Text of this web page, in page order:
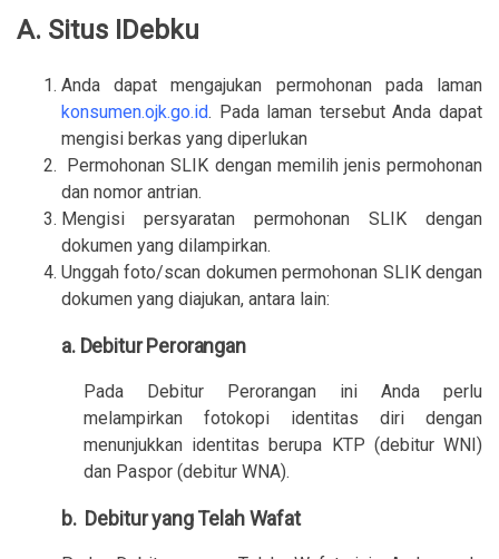
A. Situs IDebku
Anda dapat mengajukan permohonan pada laman
konsumen.ojk.go.id. Pada laman tersebut Anda dapat
mengisi berkas yang diperlukan
Permohonan SLIK dengan memilih jenis permohonan
dan nomor antrian.
Mengisi persyaratan permohonan SLIK dengan
dokumen yang dilampirkan.
Unggah foto/scan dokumen permohonan SLIK dengan
dokumen yang diajukan, antara lain:
a. Debitur Perorangan
Pada Debitur Perorangan ini Anda perlu
melampirkan fotokopi identitas diri dengan
menunjukkan identitas berupa KTP (debitur WNI)
dan Paspor (debitur WNA).
b.  Debitur yang Telah Wafat